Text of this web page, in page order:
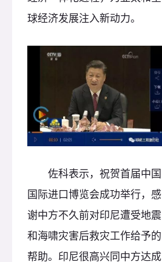
球经济发展注入新动力。
佐科表示，祝贺首届中国
国际进口博览会成功举行，感
谢中方不久前对印尼遭受地震
和海啸灾害后救灾工作给予的
帮助。印尼很高兴同中方达成